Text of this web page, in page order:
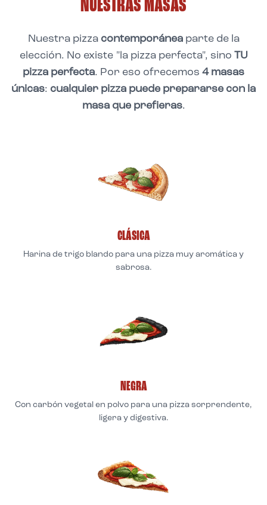
NUESTRAS MASAS
Nuestra pizza contemporáneaparte de la
elección. No existe "la pizza perfecta", sino TU
pizza perfecta. Por eso ofrecemos 4 masas
únicas: cualquier pizza puede prepararse con la
masa que prefieras.
CLÁSICA
Harina de trigo blando para una pizza muy aromática y
sabrosa.
NEGRA
Con carbón vegetal en polvo para una pizza sorprendente,
ligera y digestiva.